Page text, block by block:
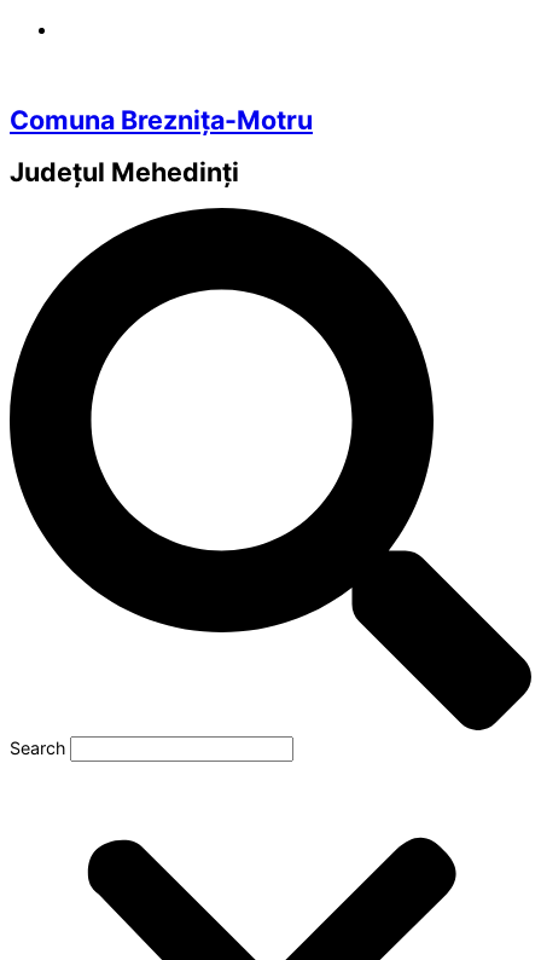
Comuna Breznița-Motru
Județul Mehedinți
Search